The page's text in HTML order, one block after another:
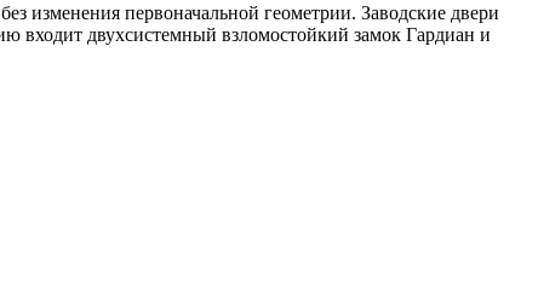
изменения первоначальной геометрии. Заводские двери
входит двухсистемный взломостойкий замок Гардиан и